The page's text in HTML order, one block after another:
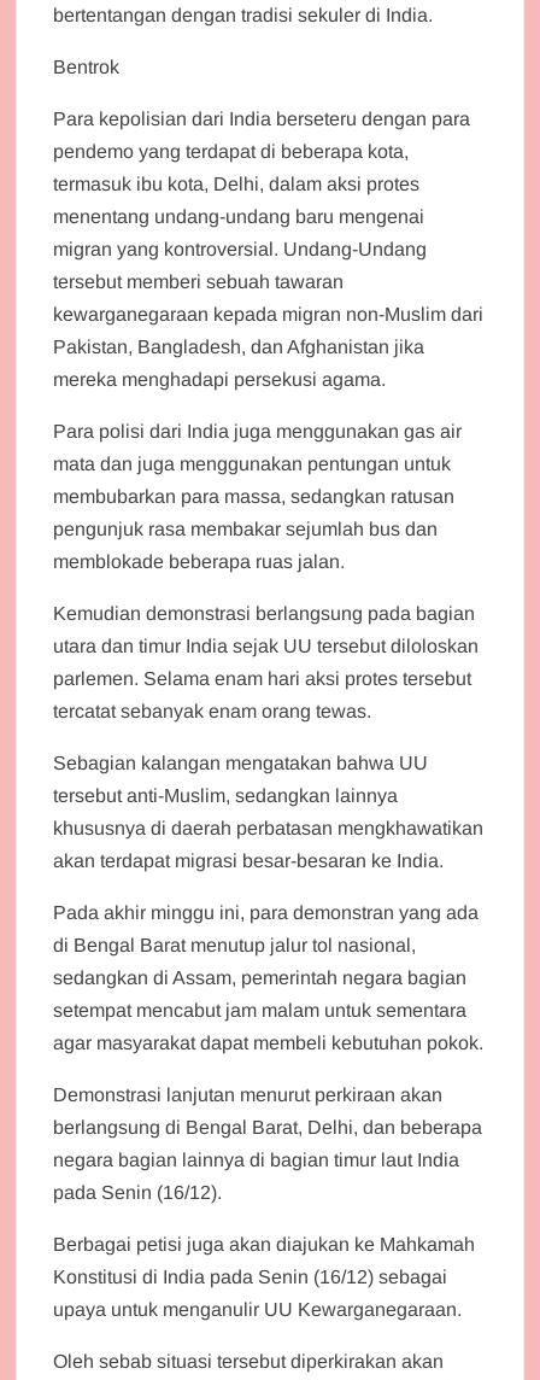
bertentangan dengan tradisi sekuler di India.
Bentrok
Para kepolisian dari India berseteru dengan para
pendemo yang terdapat di beberapa kota,
termasuk ibu kota, Delhi, dalam aksi protes
menentang undang-undang baru mengenai
migran yang kontroversial. Undang-Undang
tersebut memberi sebuah tawaran
kewarganegaraan kepada migran non-Muslim dari
Pakistan, Bangladesh, dan Afghanistan jika
mereka menghadapi persekusi agama.
Para polisi dari India juga menggunakan gas air
mata dan juga menggunakan pentungan untuk
membubarkan para massa, sedangkan ratusan
pengunjuk rasa membakar sejumlah bus dan
memblokade beberapa ruas jalan.
Kemudian demonstrasi berlangsung pada bagian
utara dan timur India sejak UU tersebut diloloskan
parlemen. Selama enam hari aksi protes tersebut
tercatat sebanyak enam orang tewas.
Sebagian kalangan mengatakan bahwa UU
tersebut anti-Muslim, sedangkan lainnya
khususnya di daerah perbatasan mengkhawatikan
akan terdapat migrasi besar-besaran ke India.
Pada akhir minggu ini, para demonstran yang ada
di Bengal Barat menutup jalur tol nasional,
sedangkan di Assam, pemerintah negara bagian
setempat mencabut jam malam untuk sementara
agar masyarakat dapat membeli kebutuhan pokok.
Demonstrasi lanjutan menurut perkiraan akan
berlangsung di Bengal Barat, Delhi, dan beberapa
negara bagian lainnya di bagian timur laut India
pada Senin (16/12).
Berbagai petisi juga akan diajukan ke Mahkamah
Konstitusi di India pada Senin (16/12) sebagai
upaya untuk menganulir UU Kewarganegaraan.
Oleh sebab situasi tersebut diperkirakan akan